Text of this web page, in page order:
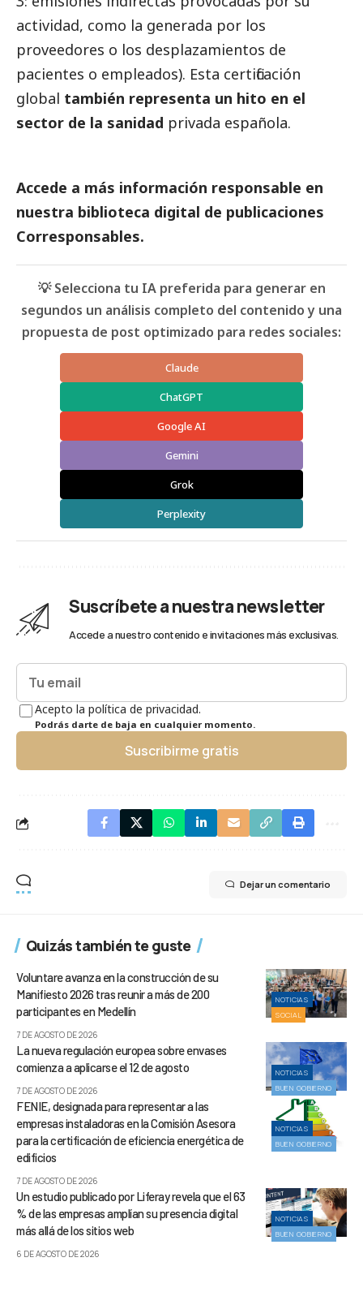
actividad, como la generada por los
proveedores o los desplazamientos de
pacientes o empleados). Esta certificación
global también representa un hito en el
sector de la sanidad privada española.
Accede a más información responsable en
nuestra biblioteca digital de publicaciones
Corresponsables.
💡 Selecciona tu IA preferida para generar en
segundos un análisis completo del contenido y una
propuesta de post optimizado para redes sociales:
Claude
ChatGPT
Google AI
Gemini
Grok
Perplexity
Suscríbete a nuestra newsletter
Accede a nuestro contenido e invitaciones más exclusivas.
Acepto la política de privacidad.
Podrás darte de baja en cualquier momento.
Suscribirme gratis
Dejar un comentario
Quizás también te guste
NOTICIAS
SOCIAL
Voluntare avanza en la construcción de su
Manifiesto 2026 tras reunir a más de 200
participantes en Medellín
7 DE AGOSTO DE 2026
NOTICIAS
BUEN GOBIERNO
La nueva regulación europea sobre envases
comienza a aplicarse el 12 de agosto
7 DE AGOSTO DE 2026
NOTICIAS
BUEN GOBIERNO
FENIE, designada para representar a las
empresas instaladoras en la Comisión Asesora
para la certificación de eficiencia energética de
edificios
7 DE AGOSTO DE 2026
NOTICIAS
BUEN GOBIERNO
Un estudio publicado por Liferay revela que el 63
% de las empresas amplían su presencia digital
más allá de los sitios web
6 DE AGOSTO DE 2026